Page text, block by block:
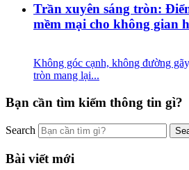
Trần xuyên sáng tròn:
mềm mại cho không gian
Không góc cạnh, không đường
tròn mang lại...
Bạn cần tìm kiếm thông tin gì?
Search
Bài viết mới